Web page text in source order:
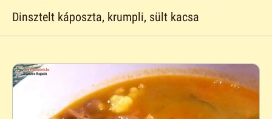
Dinsztelt káposzta, krumpli, sült kacsa